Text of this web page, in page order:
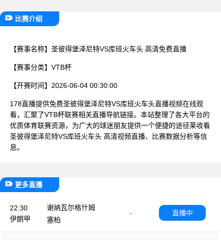
比赛介绍
【赛事名称】 圣彼得堡泽尼特VS库班火车头 高清免费直播
【赛事分类】 VTB杯
【开赛时间】 2026-06-04 00:30:00
178直播提供免费圣彼得堡泽尼特VS库班火车头直播视频在线观
看，汇聚了VTB杯联赛相关直播导航链接。本站整理了各大平台的
优质体育联赛资源，为广大的球迷朋友提供一个便捷的途径莱收看
圣彼得堡泽尼特VS库班火车头 高清视频直播、比赛数据分析等信
息。
更多直播
22:30
伊朗甲
谢纳瓦尔格什姆
-
塞柏
直播中